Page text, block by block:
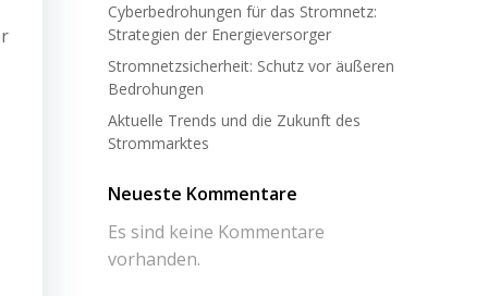
Cyberbedrohungen für das Stromnetz:
Strategien der Energieversorger
Stromnetzsicherheit: Schutz vor äußeren
Bedrohungen
Aktuelle Trends und die Zukunft des
Strommarktes
Neueste Kommentare
Es sind keine Kommentare
vorhanden.